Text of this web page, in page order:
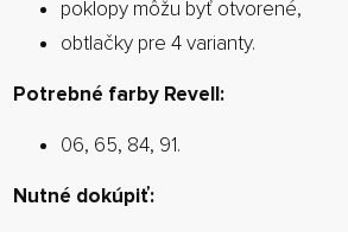
poklopy môžu byť otvorené,
obtlačky pre 4 varianty.
Potrebné farby Revell:
06, 65, 84, 91.
Nutné dokúpiť: